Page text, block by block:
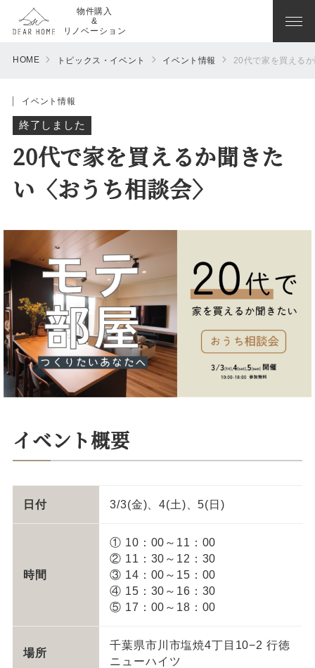
物件購入
&
リノベーション
HOME トピックス・イベント イベント情報 20代で家を買える
イベント情報
終了しました
20代で家を買えるか聞きた
い〈おうち相談会〉
イベント概要
日付 3/3(金)、4(土)、5(日)
時間
① 10：00～11：00
② 11：30～12：30
③ 14：00～15：00
④ 15：30～16：30
⑤ 17：00～18：00
場所
千葉県市川市塩焼4丁目10−2 行徳
ニューハイツ